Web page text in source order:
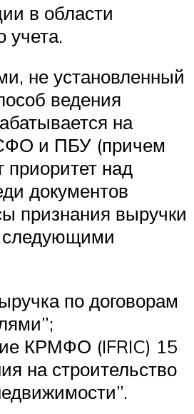
в области
учета.
не установленный
ведения
на
и ПБУ (причем
над
документов
признания выручки
следующими
по договорам
КРМФО (IFRIC) 15
на строительство